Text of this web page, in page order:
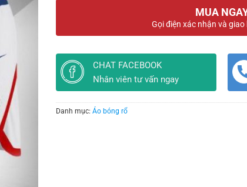
MUA
Gọi điện xác nhận và
CHAT FACEBOOK
Nhân viên tư vấn ngay
Danh mục: Áo bóng rổ